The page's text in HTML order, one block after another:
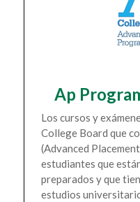
Ap
Los cursos y
College Board que
(Advanced
estudiantes que
preparados y que
estudios